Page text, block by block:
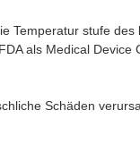
Temperatur stufe
als Medical Device
Schäden